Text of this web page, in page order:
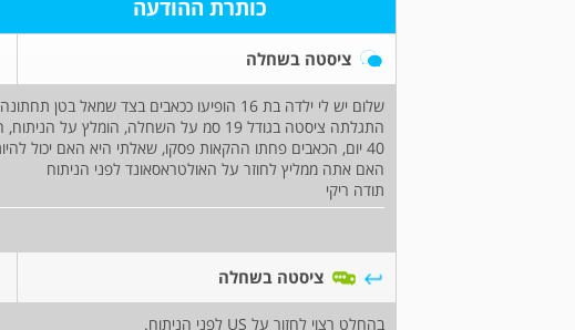
כותרת ההודעה
ציסטה בשחלה
שלום יש לי ילדה בת 16 הופיעו ככאבים בצד
התגלתה ציסטה בגודל 19 סמ על השחלה,
40 יום, הכאבים פחתו ההקאות פסקו, שאלתי היא האם יכול
האם אתה ממליץ לחוזר על האולטראסאונד לפני הניתוח
תודה ריקי
ציסטה בשחלה
בהחלט רצוי לחזור על US לפני הניתוח.